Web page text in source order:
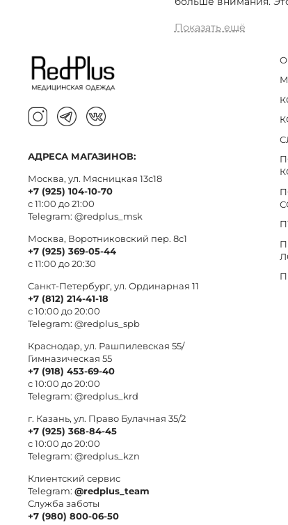
Показать ещё
О
АДРЕСА МАГАЗИНОВ:
Москва, ул. Мясницкая 13с18
+7 (925) 104-10-70
с 11:00 до 21:00
Telegram: @redplus_msk
Москва, Воротниковский пер. 8c1
+7 (925) 369-05-44
с 11:00 до 20:30
Санкт-Петербург, ул. Ординарная 11
+7 (812) 214-41-18
с 10:00 до 20:00
Telegram: @redplus_spb
Краснодар, ул. Рашпилевская 55/
Гимназическая 55
+7 (918) 453-69-40
с 10:00 до 20:00
Telegram: @redplus_krd
г. Казань, ул. Право Булачная 35/2
+7 (925) 368-84-45
с 10:00 до 20:00
Telegram: @redplus_kzn
Клиентский сервис
Telegram: @redplus_team
Служба заботы
+7 (980) 800-06-50